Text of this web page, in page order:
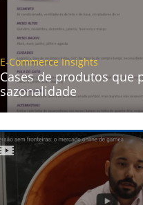
E-Commerce Insights
Cases de produtos que
sazonalidade